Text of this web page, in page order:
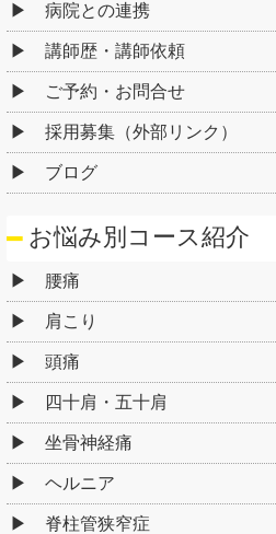
病院との連携
講師歴・講師依頼
ご予約・お問合せ
採用募集（外部リンク）
ブログ
お悩み別コース紹介
腰痛
肩こり
頭痛
四十肩・五十肩
坐骨神経痛
ヘルニア
脊柱管狭窄症